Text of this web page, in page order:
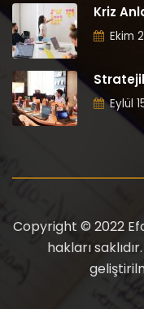
Kriz
Ekim
Eylül
Copyright © 2022
hakları